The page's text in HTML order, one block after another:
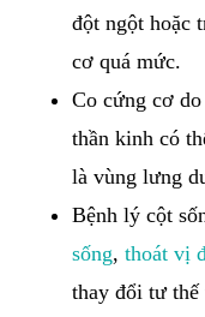
đột ngột hoặc
cơ quá mức.
Co cứng cơ do
thần kinh có
là vùng lưng
Bệnh lý cột
sống, thoát vị
thay đổi tư thế